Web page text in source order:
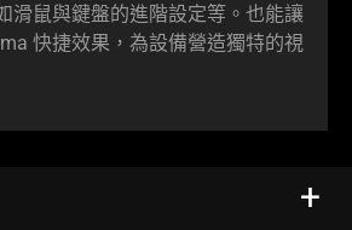
滑鼠與鍵盤的進階設定等。也能讓
快捷效果，為設備營造獨特的視